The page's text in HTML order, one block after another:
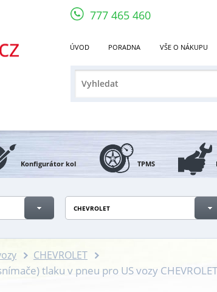
777 465 460
ÚVOD PORADNA VŠE O NÁKUPU
Konfigurátor kol TPMS
CHEVROLET
CHEVROLET
tlaku v pneu pro US vozy CHEVROLET